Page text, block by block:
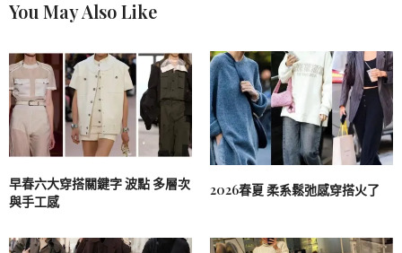
You May Also Like
早春六大穿搭關鍵字 波點 多層次
與手工感
2026春夏 柔系鬆弛感穿搭火了